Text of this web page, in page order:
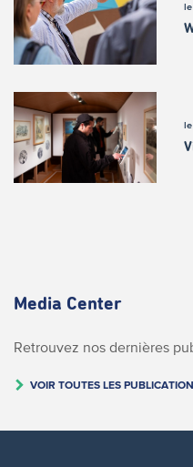
le
le
Media Center
Retrouvez nos dernières
VOIR TOUTES LES